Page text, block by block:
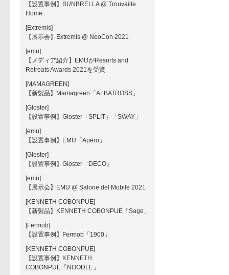
【設置事例】SUNBRELLA @ Trouvaille
Home
[Extremis]
【展示会】Extremis @ NeoCon 2021
[emu]
【メディア紹介】EMUがResorts and
Retreats Awards 2021を受賞
[MAMAGREEN]
【新製品】Mamagreen「ALBATROSS」
[Gloster]
【設置事例】Gloster「SPLIT」「SWAY」
[emu]
【設置事例】EMU「Apero」
[Gloster]
【設置事例】Gloster「DECO」
[emu]
【展示会】EMU @ Salone del Mobile 2021
[KENNETH COBONPUE]
【新製品】KENNETH COBONPUE「Sage」
[Fermob]
【設置事例】Fermob「1900」
[KENNETH COBONPUE]
【設置事例】KENNETH
COBONPUE「NOODLE」